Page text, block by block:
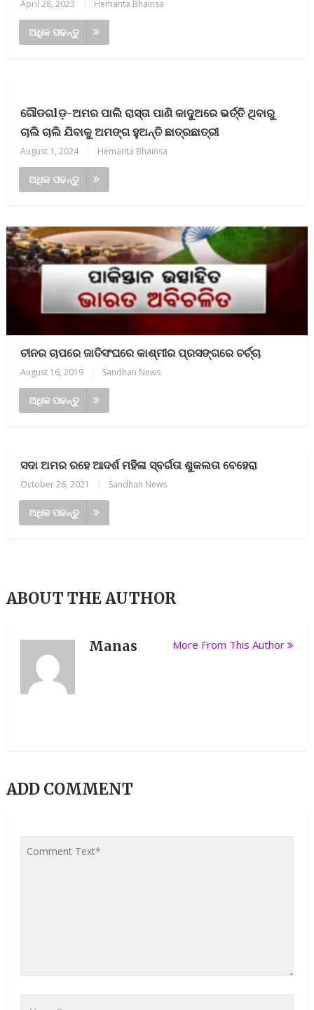
April 28, 2023 Hemanta Bhainsa
ଅଧିକ ପଢନ୍ତୁ
ଗୌଡଗlଡ଼-ଅମର ପାଲି ରାସ୍ତା ପାଣି କାଦୁଅରେ ଭର୍ତ୍ତି ଥିବାରୁ
ଚାଲି ଚାଲି ଯିବାକୁ ଅମଙ୍ଗ ହୁଅନ୍ତି ଛାତ୍ରଛାତ୍ରୀ
August 1, 2024 Hemanta Bhainsa
ଅଧିକ ପଢନ୍ତୁ
ଚୀନର ଚାପରେ ଜାତିସଂଘରେ କାଶ୍ମୀର ପ୍ରସଙ୍ଗରେ ଚର୍ଚ୍ଚା
August 16, 2019 Sandhan News
ଅଧିକ ପଢନ୍ତୁ
ସଦା ଅମର ରହେ ଆଦର୍ଶ ମହିଳା ସ୍ବର୍ଗତା ଶୁକଲତା ବେହେରା
October 26, 2021 Sandhan News
ଅଧିକ ପଢନ୍ତୁ
ABOUT THE AUTHOR
Manas More From This Author
ADD COMMENT